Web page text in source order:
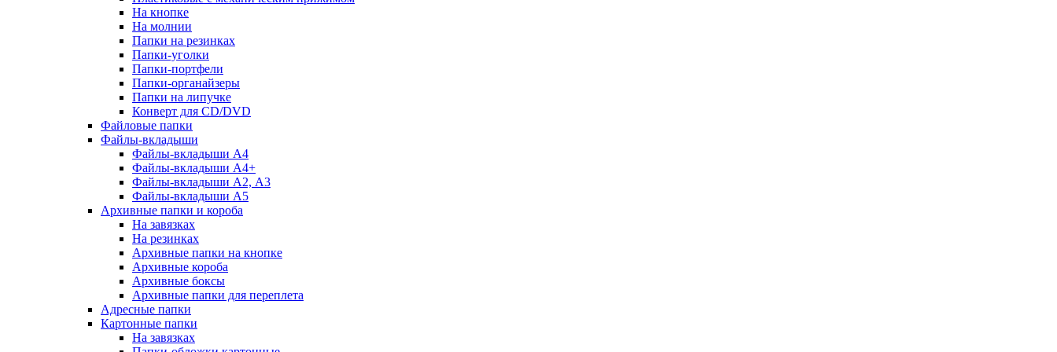
На кнопке
На молнии
Папки на резинках
Папки-уголки
Папки-портфели
Папки-органайзеры
Папки на липучке
Конверт для CD/DVD
Файловые папки
Файлы-вкладыши
Файлы-вкладыши А4
Файлы-вкладыши А4+
Файлы-вкладыши А2, А3
Файлы-вкладыши А5
Архивные папки и короба
На завязках
На резинках
Архивные папки на кнопке
Архивные короба
Архивные боксы
Архивные папки для переплета
Адресные папки
Картонные папки
На завязках